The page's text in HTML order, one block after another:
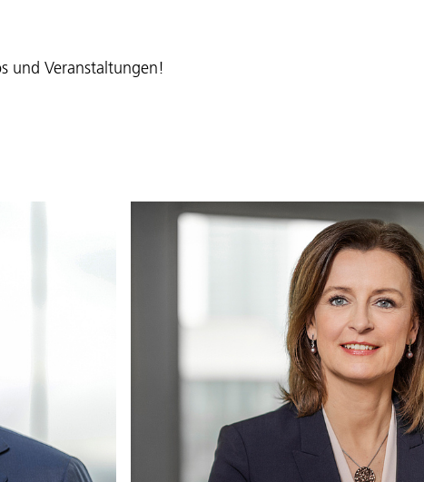
und Veranstaltungen!